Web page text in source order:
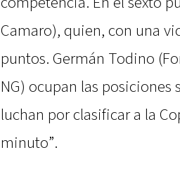
Camaro), quien, con una
puntos. Germán Todino
NG) ocupan las
luchan por clasificar a la
minuto”.